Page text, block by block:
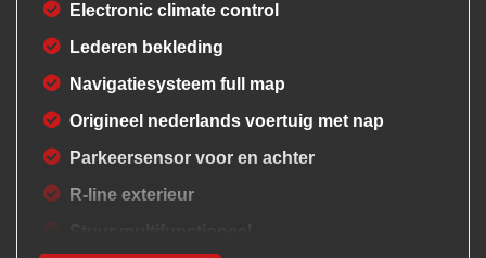
Electronic climate control
Lederen bekleding
Navigatiesysteem full map
Origineel nederlands voertuig met nap
Parkeersensor voor en achter
R-line exterieur